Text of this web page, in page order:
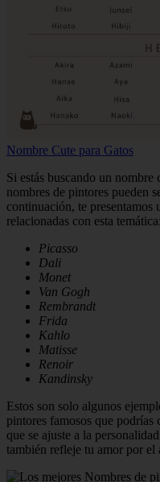
Nombre Cute para Gatos
Si estás buscando un
nombres de pintores pueden
continuación, te presentamos
relacionadas con esta temática:
Picasso
Dali
Monet
Van Gogh
Rembrandt
Frida
Kahlo
Matisse
Renoir
Kandinsky
Estos son solo algunos
pintores famosos que
que se ajuste a la
también refleje tu amor por el